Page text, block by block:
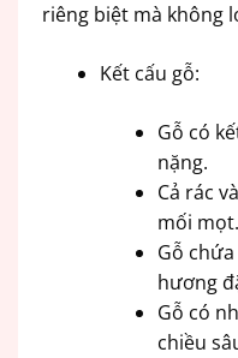
riêng biệt mà không
Kết cấu gỗ:
Gỗ có
nặng.
Cả rác
mối mọt.
Gỗ
hương
Gỗ có
chiều